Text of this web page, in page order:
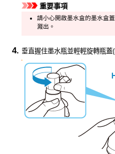
重要事項
請小心開啟墨水盒的墨水盒蓋
濺出。
垂直握住墨水瓶並輕輕旋轉瓶蓋